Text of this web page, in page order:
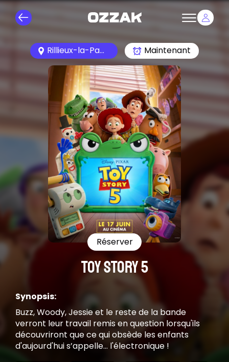
Rillieux-la-Pape 69140 Maintenant
Réserver
TOY STORY 5
Synopsis:
Buzz, Woody, Jessie et le reste de la bande
verront leur travail remis en question lorsqu'ils
découvriront que ce qui obsède les enfants
d'aujourd'hui s’appelle... l'électronique !